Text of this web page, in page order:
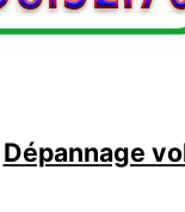
Dépannage